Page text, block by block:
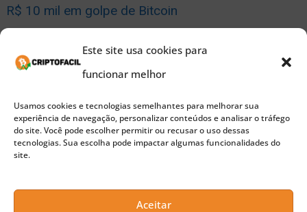
Este site usa cookies para
funcionar melhor
Usamos cookies e tecnologias semelhantes para melhorar sua
experiência de navegação, personalizar conteúdos e analisar o tráfego
do site. Você pode escolher permitir ou recusar o uso dessas
tecnologias. Sua escolha pode impactar algumas funcionalidades do
site.
Aceitar
R$ 10 mil em golpe de Bitcoin
Leia também:Veterana das criptomoedas dá dicas
para melhorar investimentos
Siga o CriptoFacil no